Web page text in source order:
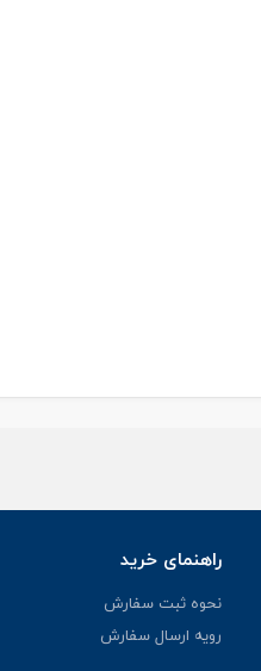
راهنمای خرید
نحوه ثبت سفارش
رویه ارسال سفارش